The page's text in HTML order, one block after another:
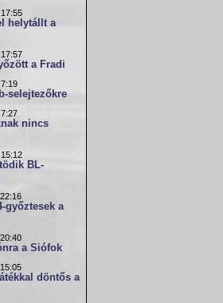
helytállt a
a Fradi
selejtezőkre
nincs
BL-
győztesek a
a Siófok
döntős a